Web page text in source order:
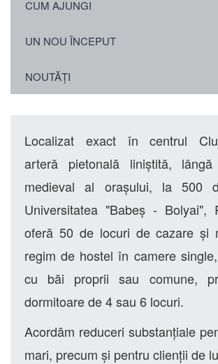
CUM AJUNGI
UN NOU ÎNCEPUT
NOUTĂȚI
Localizat exact în centrul
arteră pietonală liniștită,
medieval al orașului, la 500
Universitatea "Babeș - Bolyai",
oferă 50 de locuri de cazare și
regim de hostel în camere
cu băi proprii sau comune,
dormitoare de 4 sau 6 locuri.
Acordăm reduceri substanțiale
mari, precum și pentru clienții de